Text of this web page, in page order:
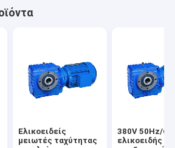
Ελικοειδείς
μειωτές ταχύτητας
380V 50Hz/
ελικοειδής